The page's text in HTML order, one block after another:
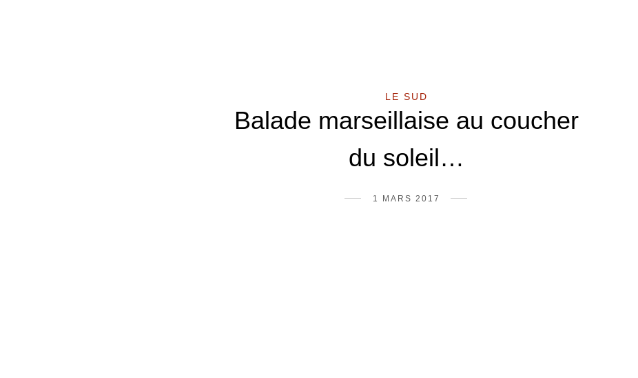
LE SUD
Balade marseillaise au coucher
du soleil…
1 MARS 2017